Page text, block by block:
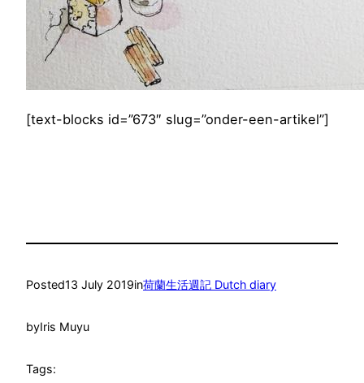
[text-blocks id=”673″ slug=”onder-een-artikel”]
Posted13 July 2019in荷蘭生活週記 Dutch diary
byIris Muyu
Tags: